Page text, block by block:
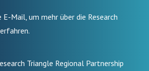
E-Mail, um mehr über die Research
Triangle Regional Partnership